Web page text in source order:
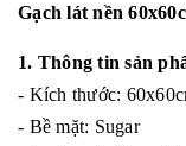
Gạch lát nền
1. Thông tin sản
- Kích thước:
- Bề mặt: Sugar